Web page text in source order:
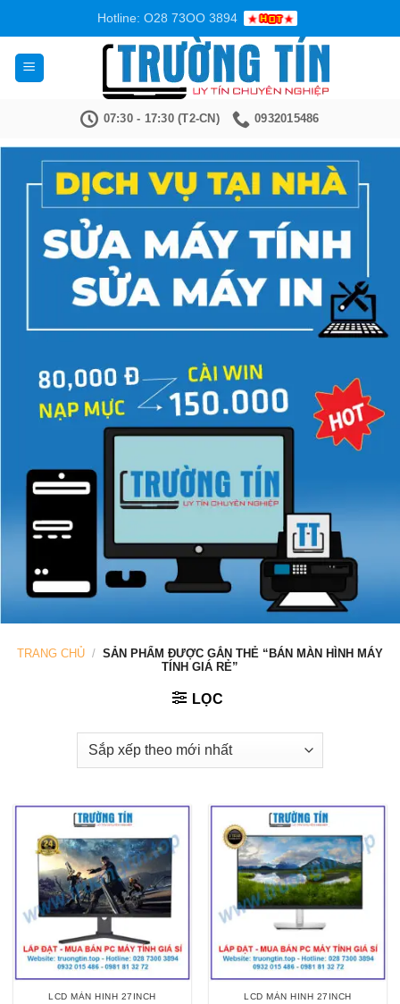
nội
dung
Hotline: O28 73OO 3894
07:30 - 17:30 (T2-CN) 0932015486
TRANG CHỦ / SẢN PHẨM ĐƯỢC GẮN THẺ “BÁN MÀN HÌNH MÁY
TÍNH GIÁ RẺ”
LỌC
LCD MÀN HINH 27INCH LCD MÀN HINH 27INCH